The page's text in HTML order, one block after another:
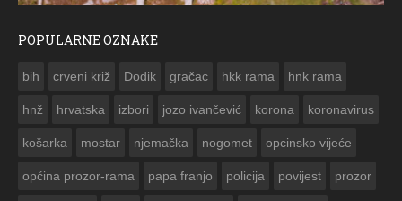
POPULARNE OZNAKE
bih crveni križ Dodik gračac hkk rama hnk rama
hnž hrvatska izbori jozo ivančević korona koronavirus
košarka mostar njemačka nogomet opcinsko vijeće
općina prozor-rama papa franjo policija povijest prozor